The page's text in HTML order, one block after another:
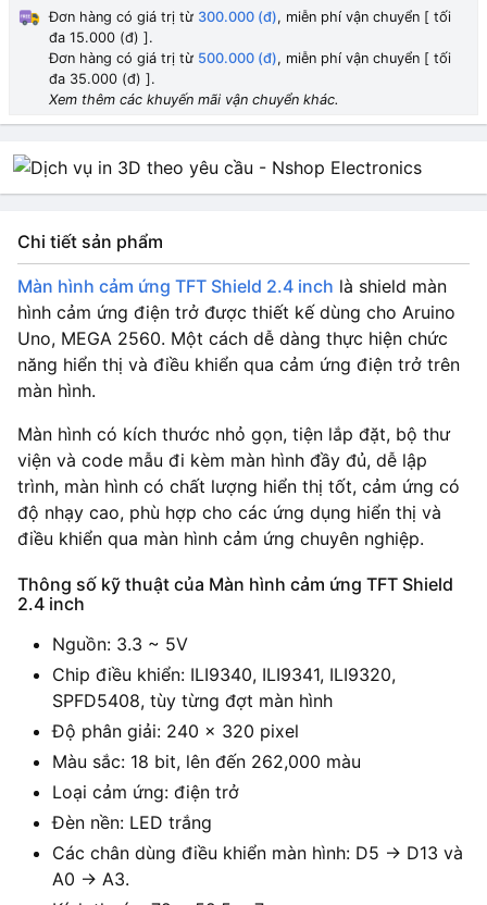
Đơn hàng có giá trị từ 300.000 (đ), miễn phí vận chuyển [ tối
đa 15.000 (đ) ].
Đơn hàng có giá trị từ 500.000 (đ), miễn phí vận chuyển [ tối
đa 35.000 (đ) ].
Xem thêm các khuyến mãi vận chuyển khác.
Chi tiết sản phẩm
Màn hình cảm ứng TFT Shield 2.4 inch là shield màn
hình cảm ứng điện trở được thiết kế dùng cho Aruino
Uno, MEGA 2560. Một cách dễ dàng thực hiện chức
năng hiển thị và điều khiển qua cảm ứng điện trở trên
màn hình.
Màn hình có kích thước nhỏ gọn, tiện lắp đặt, bộ thư
viện và code mẫu đi kèm màn hình đầy đủ, dễ lập
trình, màn hình có chất lượng hiển thị tốt, cảm ứng có
độ nhạy cao, phù hợp cho các ứng dụng hiển thị và
điều khiển qua màn hình cảm ứng chuyên nghiệp.
Thông số kỹ thuật của Màn hình cảm ứng TFT Shield
2.4 inch
Nguồn: 3.3 ~ 5V
Chip điều khiển: ILI9340, ILI9341, ILI9320,
SPFD5408, tùy từng đợt màn hình
Độ phân giải: 240 x 320 pixel
Màu sắc: 18 bit, lên đến 262,000 màu
Loại cảm ứng: điện trở
Đèn nền: LED trắng
Các chân dùng điều khiển màn hình: D5 -> D13 và
A0 -> A3.